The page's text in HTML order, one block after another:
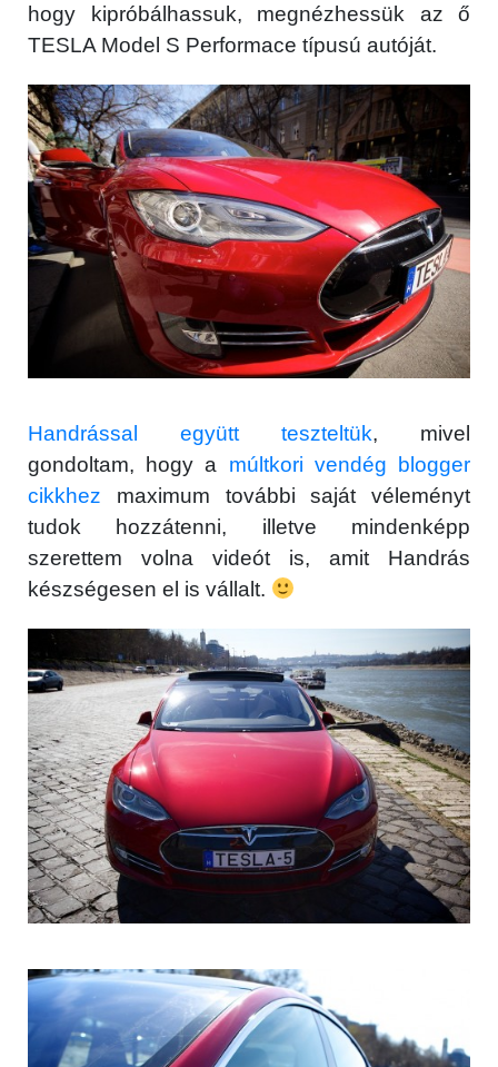
hogy kipróbálhassuk, megnézhessük az ő
TESLA Model S Performace típusú autóját.
Handrással együtt teszteltük, mivel
gondoltam, hogy a múltkori vendég blogger
cikkhez maximum további saját véleményt
tudok hozzátenni, illetve mindenképp
szerettem volna videót is, amit Handrás
készségesen el is vállalt.